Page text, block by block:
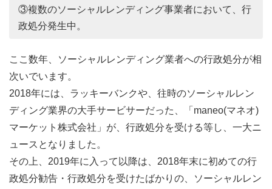
③複数のソーシャルレンディング事業者において、行
政処分発生中。
ここ数年、ソーシャルレンディング業者への行政処分が相
次いでいます。
2018年には、ラッキーバンクや、往時のソーシャルレン
ディング業界の大手サービサーだった、「maneo(マネオ)
マーケット株式会社」が、行政処分を受ける等し、一大ニ
ュースとなりました。
その上、2019年に入って以降は、2018年末に初めての行
政処分勧告・行政処分を受けたばかりの、ソーシャルレン